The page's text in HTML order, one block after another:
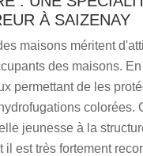
À SAIZENAY
maisons méritent
des maisons.
permettant de les
colorées.
jeunesse à la
il est très fortement